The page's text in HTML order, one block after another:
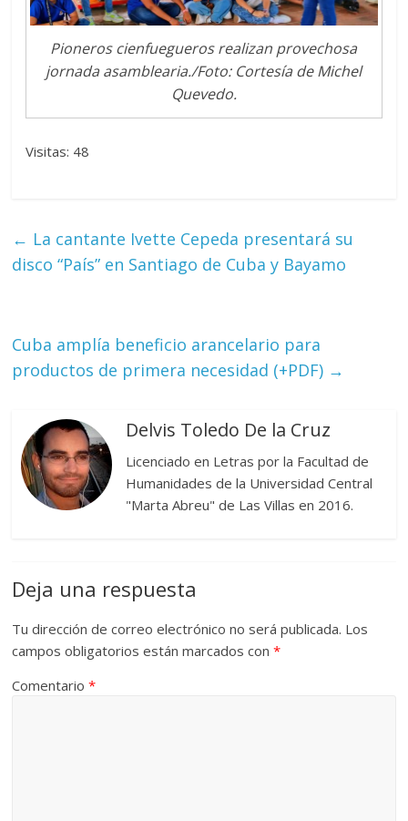
Pioneros cienfuegueros realizan provechosa
jornada asamblearia./Foto: Cortesía de Michel
Quevedo.
Visitas: 48
← La cantante Ivette Cepeda presentará su
disco “País” en Santiago de Cuba y Bayamo
Cuba amplía beneficio arancelario para
productos de primera necesidad (+PDF) →
Delvis Toledo De la Cruz
Licenciado en Letras por la Facultad de
Humanidades de la Universidad Central
"Marta Abreu" de Las Villas en 2016.
Deja una respuesta
Tu dirección de correo electrónico no será publicada. Los
campos obligatorios están marcados con*
Comentario*